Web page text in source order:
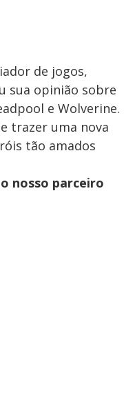
de jogos,
sua opinião sobre
e Wolverine.
trazer uma nova
tão amados
nosso parceiro